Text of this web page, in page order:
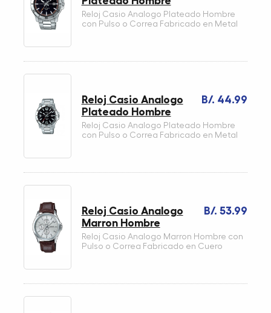
Reloj Casio Analogo Plateado Hombre
con Pulso o Correa Fabricado en Metal
B/. 44.99
Reloj Casio Analogo
Plateado Hombre
Reloj Casio Analogo Plateado Hombre
con Pulso o Correa Fabricado en Metal
B/. 53.99
Reloj Casio Analogo
Marron Hombre
Reloj Casio Analogo Marron Hombre con
Pulso o Correa Fabricado en Cuero